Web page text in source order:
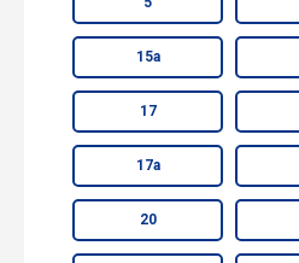
15а
17
17а
20